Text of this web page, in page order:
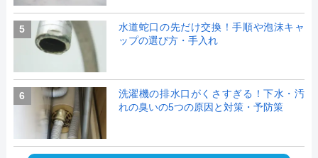
5
水道蛇口の先だけ交換！手順や泡沫キャ
ップの選び方・手入れ
6
洗濯機の排水口がくさすぎる！下水・汚
れの臭いの5つの原因と対策・予防策